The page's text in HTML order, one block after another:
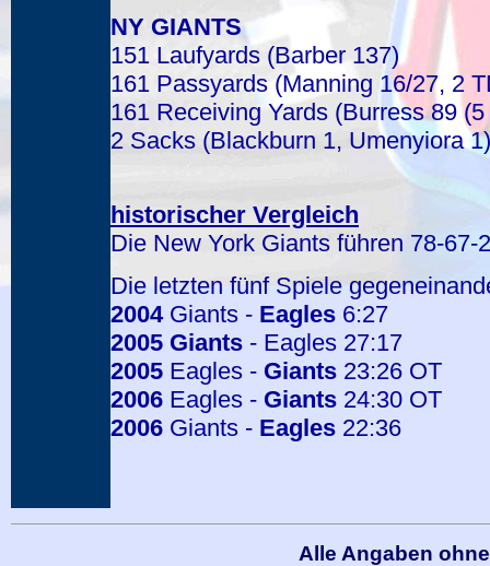
NY GIANTS
151 Laufyards (Barber 137)
161 Passyards (Manning 16/27, 2
161 Receiving Yards (Burress 89
2 Sacks (Blackburn 1, Umenyiora 1)
historischer Vergleich
Die New York Giants führen 78-
Die letzten fünf Spiele
2004Giants - Eagles 6:27
2005 Giants - Eagles 27:17
2005 Eagles - Giants 23:26 OT
2006 Eagles - Giants 24:30 OT
2006 Giants - Eagles 22:36
Alle Angaben